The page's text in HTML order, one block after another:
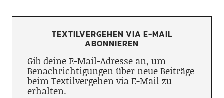
TEXTILVERGEHEN VIA E-MAIL
ABONNIEREN
Gib deine E-Mail-Adresse an, um
Benachrichtigungen über neue Beiträge
beim Textilvergehen via E-Mail zu
erhalten.